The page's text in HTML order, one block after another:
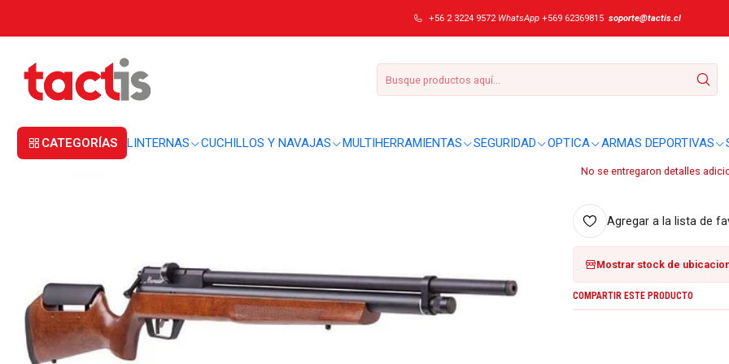
CATEGORÍAS LINTERNAS CUCHILLOS Y NAVAJAS MULTIHERRAMIENTAS SEGURIDAD OPTICA ARMAS DEPORTIVAS
+56 2 3224 9572 WhatsApp +569 62369815 soporte@tactis.cl
Rifle PCP Benjamin Marauder 5.5 mm madera BP2264W
|
Rifle PCP
No se entregaron detalles
Agregar a la lista de
Mostrar stock de
COMPARTIR ESTE PRODUCTO